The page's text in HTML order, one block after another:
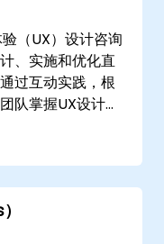
（UX）设计咨询
、实施和优化直
过互动实践，根
队掌握UX设计的
互式的远程桌面
实现无缝协作。
在的企业
作流程集成，并